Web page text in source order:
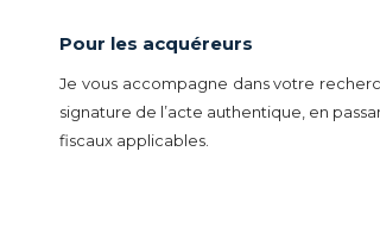
Pour les acquéreurs
Je vous accompagne dans votre
signature de l’acte authentique, en
fiscaux applicables.